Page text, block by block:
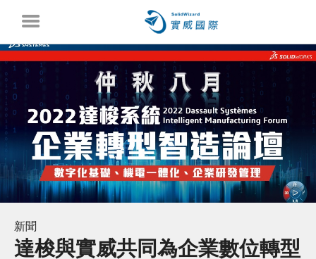
新聞
達梭與實威共同為企業數位轉型